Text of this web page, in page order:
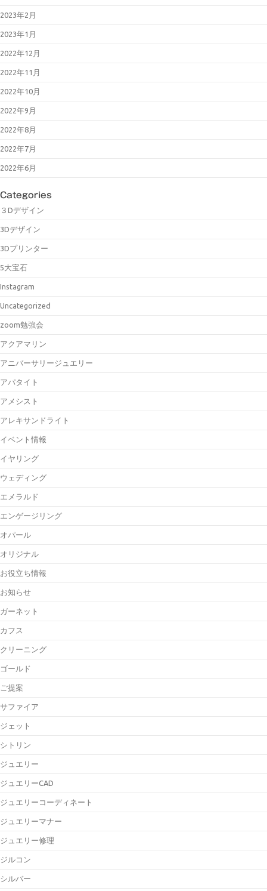
2023年2月
2023年1月
2022年12月
2022年11月
2022年10月
2022年9月
2022年8月
2022年7月
2022年6月
Categories
３Dデザイン
3Dデザイン
3Dプリンター
5大宝石
Instagram
Uncategorized
zoom勉強会
アクアマリン
アニバーサリージュエリー
アパタイト
アメシスト
アレキサンドライト
イベント情報
イヤリング
ウェディング
エメラルド
エンゲージリング
オパール
オリジナル
お役立ち情報
お知らせ
ガーネット
カフス
クリーニング
ゴールド
ご提案
サファイア
ジェット
シトリン
ジュエリー
ジュエリーCAD
ジュエリーコーディネート
ジュエリーマナー
ジュエリー修理
ジルコン
シルバー